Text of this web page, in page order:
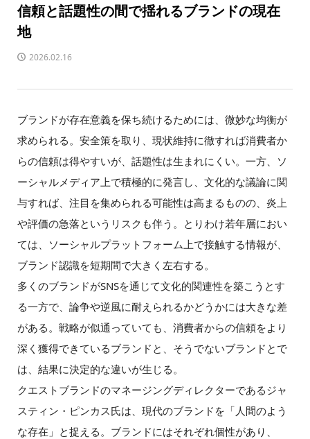
信頼と話題性の間で揺れるブランドの現在
地
2026.02.16
ブランドが存在意義を保ち続けるためには、微妙な均衡が
求められる。安全策を取り、現状維持に徹すれば消費者か
らの信頼は得やすいが、話題性は生まれにくい。一方、ソ
ーシャルメディア上で積極的に発言し、文化的な議論に関
与すれば、注目を集められる可能性は高まるものの、炎上
や評価の急落というリスクも伴う。とりわけ若年層におい
ては、ソーシャルプラットフォーム上で接触する情報が、
ブランド認識を短期間で大きく左右する。
多くのブランドがSNSを通じて文化的関連性を築こうとす
る一方で、論争や逆風に耐えられるかどうかには大きな差
がある。戦略が似通っていても、消費者からの信頼をより
深く獲得できているブランドと、そうでないブランドとで
は、結果に決定的な違いが生じる。
クエストブランドのマネージングディレクターであるジャ
スティン・ピンカス氏は、現代のブランドを「人間のよう
な存在」と捉える。ブランドにはそれぞれ個性があり、